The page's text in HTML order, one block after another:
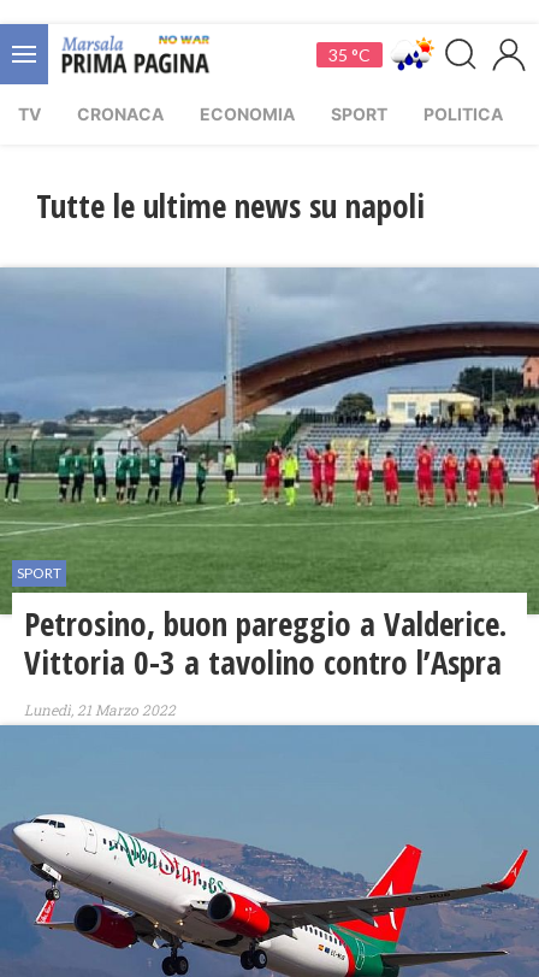
35 °C
TV CRONACA ECONOMIA SPORT POLITICA
Tutte le ultime news su napoli
SPORT
Petrosino, buon pareggio a Valderice.
Vittoria 0-3 a tavolino contro l’Aspra
Lunedì, 21 Marzo 2022